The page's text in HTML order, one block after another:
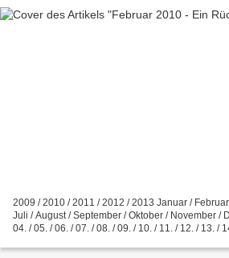
2009 / 2010 / 2011 / 2012 / 2013 Januar /
Juli / August / September / Oktober / November /
04. / 05. / 06. / 07. / 08. / 09. / 10. / 11. / 12. / 13. /